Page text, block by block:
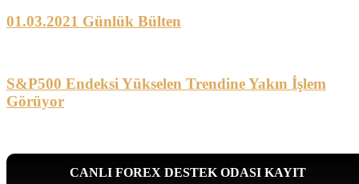
01.03.2021 Günlük Bülten
S&P500 Endeksi Yükselen Trendine Yakın İşlem
Görüyor
CANLI FOREX DESTEK ODASI KAYIT